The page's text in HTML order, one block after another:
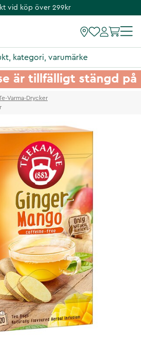
vid köp över 299kr
är tillfälligt stängd
Varma-Drycker